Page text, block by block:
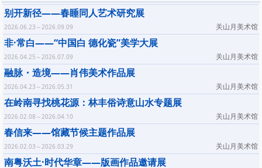
别开新径——春睡同人艺术研究展
关山月美术馆
2026.06.23～2026.09.09
非·常白——“中国白 德化瓷”美学大展
关山月美术馆
2026.04.25～2026.07.09
融脉・造境——肖伟美术作品展
关山月美术馆
2026.04.23～2026.05.31
在岭南寻找桃花源：林丰俗诗意山水专题展
关山月美术馆
2026.02.08～2026.04.10
春信来——馆藏节候主题作品展
关山月美术馆
2026.02.03～2026.03.29
南粤沃土·时代华章——版画作品邀请展